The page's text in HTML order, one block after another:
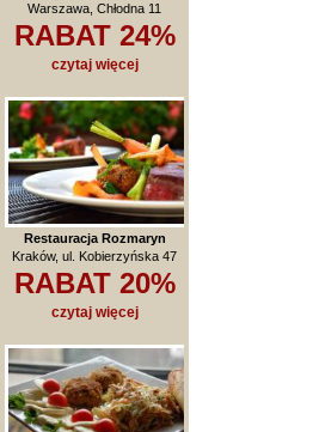
Warszawa, Chłodna 11
RABAT 24%
czytaj więcej
Restauracja Rozmaryn
Kraków, ul. Kobierzyńska 47
RABAT 20%
czytaj więcej